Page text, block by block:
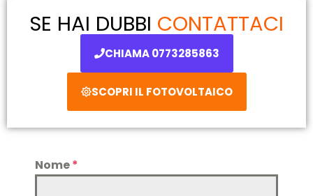
SE HAI DUBBI CONTATTACI
CHIAMA 0773285863
SCOPRI IL FOTOVOLTAICO
Nome*